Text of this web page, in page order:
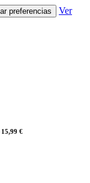
preferencias
Ver
€